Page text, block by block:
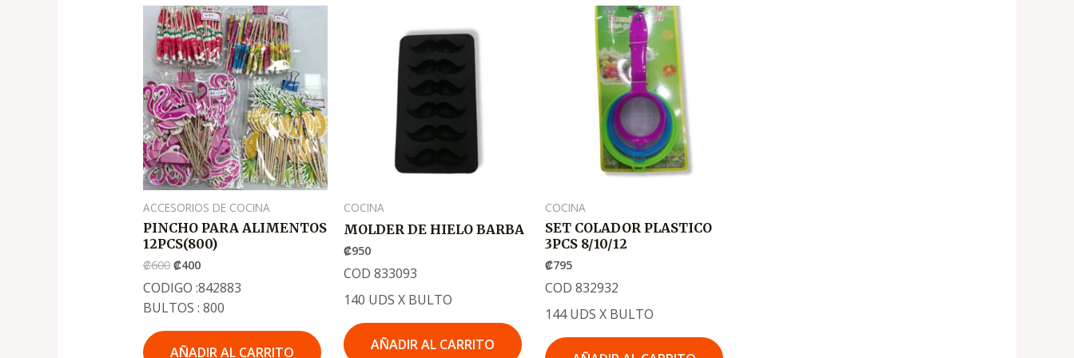
ACCESORIOS DE COCINA
PINCHO PARA ALIMENTOS
12PCS(800)
₡600
El
precio
original
era:
.
₡600
₡400
El
precio
actual
es:
.
₡400
CODIGO :842883
BULTOS : 800
AÑADIR AL CARRITO
COCINA
MOLDER DE HIELO BARBA
₡950
COD 833093
140 UDS X BULTO
AÑADIR AL CARRITO
COCINA
SET COLADOR PLASTICO
3PCS 8/10/12
₡795
COD 832932
144 UDS X BULTO